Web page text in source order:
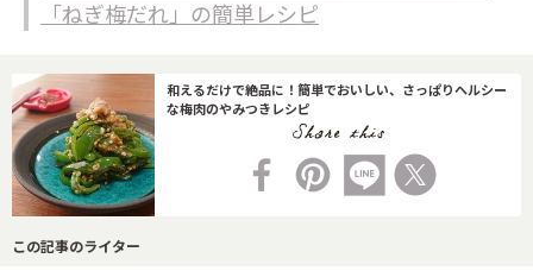
「ねぎ梅だれ」の簡単レシピ
和えるだけで絶品に！簡単でおいしい、さっぱりヘルシー
な梅肉のやみつきレシピ
この記事のライター